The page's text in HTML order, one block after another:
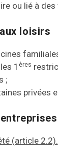
ou lié à des
loisirs
1 ères
;
privées
(article 2.2).